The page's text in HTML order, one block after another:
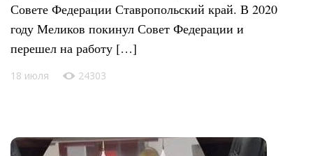
Совете Федерации Ставропольский край. В 2020
году Меликов покинул Совет Федерации и
перешел на работу […]
18 июля 24303